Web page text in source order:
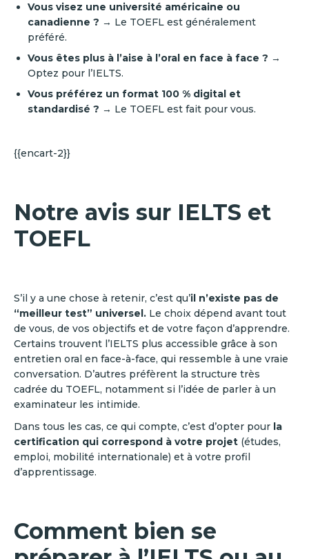
Vous visez une université américaine ou
canadienne ? → Le TOEFL est généralement
préféré.
Vous êtes plus à l’aise à l’oral en face à face ? →
Optez pour l’IELTS.
Vous préférez un format 100 % digital et
standardisé ? → Le TOEFL est fait pour vous.
{{encart-2}}
Notre avis sur IELTS et
TOEFL
S’il y a une chose à retenir, c’est qu’il n’existe pas de
“meilleur test” universel. Le choix dépend avant tout
de vous, de vos objectifs et de votre façon d’apprendre.
Certains trouvent l’IELTS plus accessible grâce à son
entretien oral en face-à-face, qui ressemble à une vraie
conversation. D’autres préfèrent la structure très
cadrée du TOEFL, notamment si l’idée de parler à un
examinateur les intimide.
Dans tous les cas, ce qui compte, c’est d’opter pour la
certification qui correspond à votre projet (études,
emploi, mobilité internationale) et à votre profil
d’apprentissage.
Comment bien se